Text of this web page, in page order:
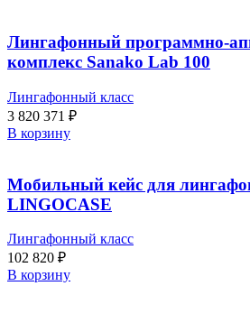
Лингафонный программно-
комплекс Sanako Lab 100
Лингафонный класс
3 820 371 ₽
В корзину
Мобильный кейс для
LINGOCASE
Лингафонный класс
102 820 ₽
В корзину